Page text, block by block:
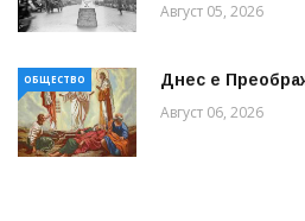
Август 05, 2026
ОБЩЕСТВО Днес е
Август 06, 2026